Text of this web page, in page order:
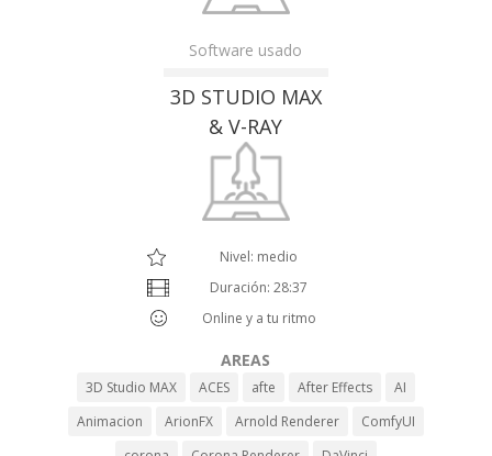
Software usado
3D STUDIO MAX
& V-RAY
Nivel: medio
Duración: 28:37
Online y a tu ritmo
AREAS
3D Studio MAX ACES afte After Effects
AI
Animacion
ArionFX Arnold Renderer
ComfyUI